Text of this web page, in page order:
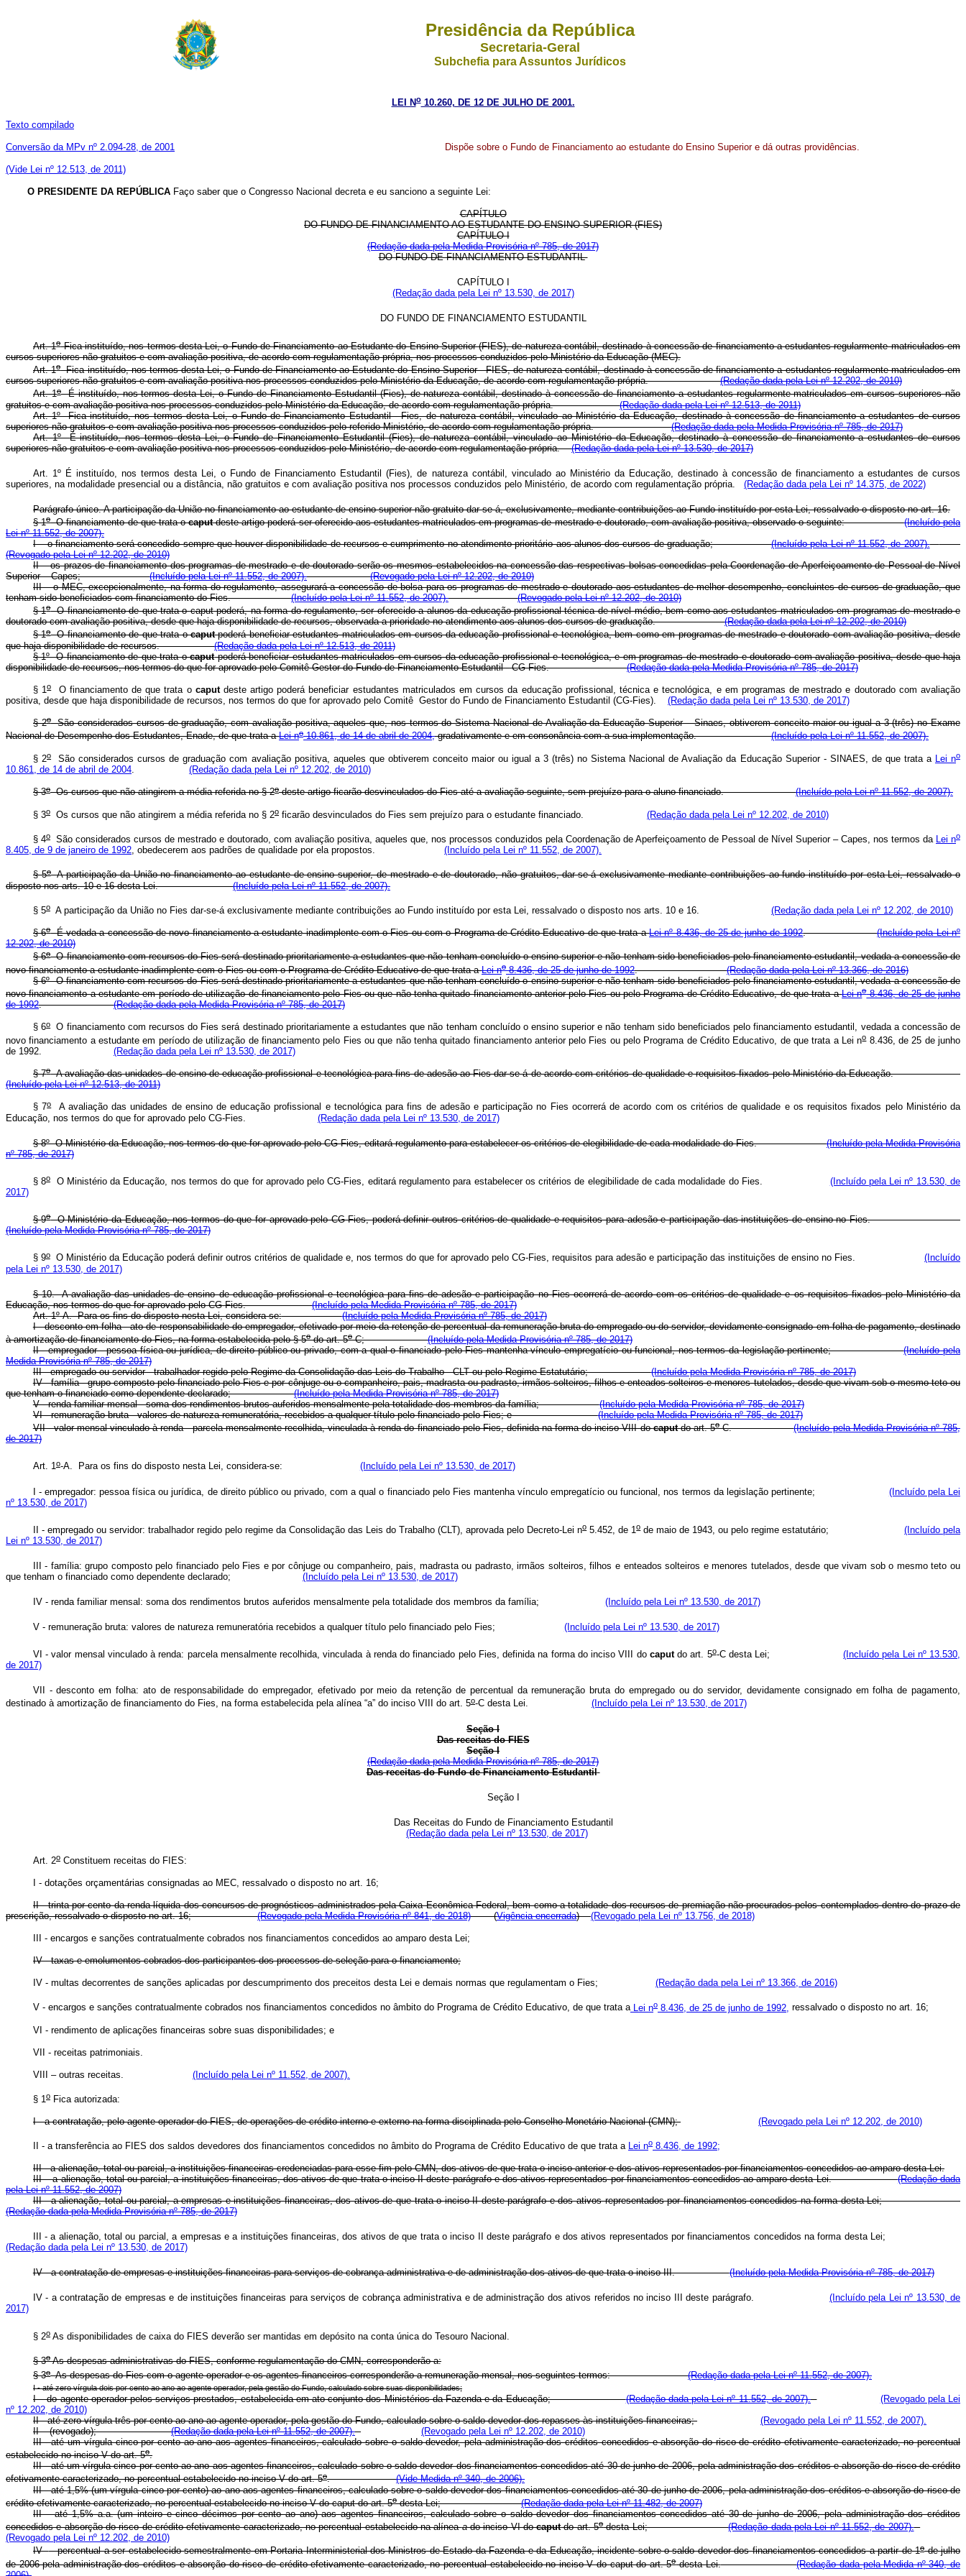
Presidência da República
Secretaria-Geral
Subchefia para Assuntos Jurídicos
LEI No10.260, DE 12 DE JULHO DE 2001.
Texto compilado
Conversão da MPv nº 2.094-28, de 2001
(Vide Lei nº 12.513, de 2011)
Dispõe sobre o Fundo de Financiamento ao estudante do Ensino Superior e dá outras providências.
O PRESIDENTE DA REPÚBLICA Faço saber que o Congresso Nacional decreta e eu sanciono a seguinte Lei:
CAPÍTULO
DO FUNDO DE FINANCIAMENTO AO ESTUDANTE DO ENSINO SUPERIOR (FIES)
CAPÍTULO I
(Redação dada pela Medida Provisória nº 785, de 2017)
DO FUNDO DE FINANCIAMENTO ESTUDANTIL
CAPÍTULO I
(Redação dada pela Lei nº 13.530, de 2017)
DO FUNDO DE FINANCIAMENTO ESTUDANTIL
Art. 1oFica instituído, nos termos desta Lei, o Fundo de Financiamento ao Estudante do Ensino Superior (FIES), de natureza contábil, destinado à concessão de financiamento a estudantes regularmente matriculados em
cursos superiores não gratuitos e com avaliação positiva, de acordo com regulamentação própria, nos processos conduzidos pelo Ministério da Educação (MEC).
Art. 1oFica instituído, nos termos desta Lei, o Fundo de Financiamento ao Estudante do Ensino Superior - FIES, de natureza contábil, destinado à concessão de financiamento a estudantes regularmente matriculados em
cursos superiores não gratuitos e com avaliação positiva nos processos conduzidos pelo Ministério da Educação, de acordo com regulamentação própria.(Redação dada pela Lei nº 12.202, de 2010)
Art. 1oÉ instituído, nos termos desta Lei, o Fundo de Financiamento Estudantil (Fies), de natureza contábil, destinado à concessão de financiamento a estudantes regularmente matriculados em cursos superiores não
gratuitos e com avaliação positiva nos processos conduzidos pelo Ministério da Educação, de acordo com regulamentação própria.(Redação dada pela Lei nº 12.513, de 2011)
Art. 1º Fica instituído, nos termos desta Lei, o Fundo de Financiamento Estudantil - Fies, de natureza contábil, vinculado ao Ministério da Educação, destinado à concessão de financiamento a estudantes de cursos
superiores não gratuitos e com avaliação positiva nos processos conduzidos pelo referido Ministério, de acordo com regulamentação própria.(Redação dada pela Medida Provisória nº 785, de 2017)
Art. 1º É instituído, nos termos desta Lei, o Fundo de Financiamento Estudantil (Fies), de natureza contábil, vinculado ao Ministério da Educação, destinado à concessão de financiamento a estudantes de cursos
superiores não gratuitos e com avaliação positiva nos processos conduzidos pelo Ministério, de acordo com regulamentação própria.(Redação dada pela Lei nº 13.530, de 2017)
Art. 1º É instituído, nos termos desta Lei, o Fundo de Financiamento Estudantil (Fies), de natureza contábil, vinculado ao Ministério da Educação, destinado à concessão de financiamento a estudantes de cursos
superiores, na modalidade presencial ou a distância, não gratuitos e com avaliação positiva nos processos conduzidos pelo Ministério, de acordo com regulamentação própria. (Redação dada pela Lei nº 14.375, de 2022)
Parágrafo único. A participação da União no financiamento ao estudante de ensino superior não gratuito dar-se-á, exclusivamente, mediante contribuições ao Fundo instituído por esta Lei, ressalvado o disposto no art. 16.
§ 1oO financiamento de que trata ocaputdeste artigo poderá ser oferecido aos estudantes matriculados em programas de mestrado e doutorado, com avaliação positiva, observado o seguinte:(Incluído pela
Lei nº 11.552, de 2007).
I – o financiamento será concedido sempre que houver disponibilidade de recursos e cumprimento no atendimento prioritário aos alunos dos cursos de graduação;(Incluído pela Lei nº 11.552, de 2007).
(Revogado pela Lei nº 12.202, de 2010)
II – os prazos de financiamento dos programas de mestrado e de doutorado serão os mesmos estabelecidos na concessão das respectivas bolsas concedidas pela Coordenação de Aperfeiçoamento de Pessoal de Nível
Superior – Capes;(Incluído pela Lei nº 11.552, de 2007).
(Revogado pela Lei nº 12.202, de 2010)
III – o MEC, excepcionalmente, na forma do regulamento, assegurará a concessão de bolsa para os programas de mestrado e doutorado aos estudantes de melhor desempenho, concluintes de cursos de graduação, que
tenham sido beneficiados com financiamento do Fies.(Incluído pela Lei nº 11.552, de 2007).
(Revogado pela Lei nº 12.202, de 2010)
§ 1oO financiamento de que trata ocaputpoderá, na forma do regulamento, ser oferecido a alunos da educação profissional técnica de nível médio, bem como aos estudantes matriculados em programas de mestrado e
doutorado com avaliação positiva, desde que haja disponibilidade de recursos, observada a prioridade no atendimento aos alunos dos cursos de graduação.(Redação dada pela Lei nº 12.202, de 2010)
§ 1oO financiamento de que trata ocaput poderá beneficiar estudantes matriculados em cursos da educação profissional e tecnológica, bem como em programas de mestrado e doutorado com avaliação positiva, desde
que haja disponibilidade de recursos.(Redação dada pela Lei nº 12.513, de 2011)
§ 1º O financiamento de que trata ocaputpoderá beneficiar estudantes matriculados em cursos da educação profissional e tecnológica, e em programas de mestrado e doutorado com avaliação positiva, desde que haja
disponibilidade de recursos, nos termos do que for aprovado pelo Comitê Gestor do Fundo de Financiamento Estudantil - CG-Fies.(Redação dada pela Medida Provisória nº 785, de 2017)
§ 1oO financiamento de que trata ocaputdeste artigo poderá beneficiar estudantes matriculados em cursos da educação profissional, técnica e tecnológica, e em programas de mestrado e doutorado com avaliação
positiva, desde que haja disponibilidade de recursos, nos termos do que for aprovado pelo Comitê Gestor do Fundo de Financiamento Estudantil (CG-Fies). (Redação dada pela Lei nº 13.530, de 2017)
§ 2oSão considerados cursos de graduação, com avaliação positiva, aqueles que, nos termos do Sistema Nacional de Avaliação da Educação Superior – Sinaes, obtiverem conceito maior ou igual a 3 (três) no Exame
Nacional de Desempenho dos Estudantes, Enade, de que trata aLei no10.861, de 14 de abril de 2004,gradativamente e em consonância com a sua implementação.(Incluído pela Lei nº 11.552, de 2007).
§ 2o São considerados cursos de graduação com avaliação positiva, aqueles que obtiverem conceito maior ou igual a 3 (três) no Sistema Nacional de Avaliação da Educação Superior - SINAES, de que trata a Lei no
10.861, de 14 de abril de 2004. (Redação dada pela Lei nº 12.202, de 2010)
§ 3oOs cursos que não atingirem a média referida no § 2odeste artigo ficarão desvinculados do Fies até a avaliação seguinte, sem prejuízo para o aluno financiado.(Incluído pela Lei nº 11.552, de 2007).
§ 3o Os cursos que não atingirem a média referida no § 2o ficarão desvinculados do Fies sem prejuízo para o estudante financiado. (Redação dada pela Lei nº 12.202, de 2010)
§ 4o São considerados cursos de mestrado e doutorado, com avaliação positiva, aqueles que, nos processos conduzidos pela Coordenação de Aperfeiçoamento de Pessoal de Nível Superior – Capes, nos termos da Lei no
8.405, de 9 de janeiro de 1992, obedecerem aos padrões de qualidade por ela propostos. (Incluído pela Lei nº 11.552, de 2007).
§ 5oA participação da União no financiamento ao estudante de ensino superior, de mestrado e de doutorado, não gratuitos, dar-se-á exclusivamente mediante contribuições ao fundo instituído por esta Lei, ressalvado o
disposto nos arts. 10 e 16 desta Lei.(Incluído pela Lei nº 11.552, de 2007).
§ 5o A participação da União no Fies dar-se-á exclusivamente mediante contribuições ao Fundo instituído por esta Lei, ressalvado o disposto nos arts. 10 e 16. (Redação dada pela Lei nº 12.202, de 2010)
§ 6oÉ vedada a concessão de novo financiamento a estudante inadimplente com o Fies ou com o Programa de Crédito Educativo de que trata aLei nº 8.436, de 25 de junho de 1992.(Incluído pela Lei nº
12.202, de 2010)
§ 6oO financiamento com recursos do Fies será destinado prioritariamente a estudantes que não tenham concluído o ensino superior e não tenham sido beneficiados pelo financiamento estudantil, vedada a concessão de
novo financiamento a estudante inadimplente com o Fies ou com o Programa de Crédito Educativo de que trata aLei no8.436, de 25 de junho de 1992.(Redação dada pela Lei nº 13.366, de 2016)
§ 6º O financiamento com recursos do Fies será destinado prioritariamente a estudantes que não tenham concluído o ensino superior e não tenham sido beneficiados pelo financiamento estudantil, vedada a concessão de
novo financiamento a estudante em período de utilização de financiamento pelo Fies ou que não tenha quitado financiamento anterior pelo Fies ou pelo Programa de Crédito Educativo, de que trata aLei no8.436, de 25 de junho
de 1992.(Redação dada pela Medida Provisória nº 785, de 2017)
§ 6oO financiamento com recursos do Fies será destinado prioritariamente a estudantes que não tenham concluído o ensino superior e não tenham sido beneficiados pelo financiamento estudantil, vedada a concessão de
novo financiamento a estudante em período de utilização de financiamento pelo Fies ou que não tenha quitado financiamento anterior pelo Fies ou pelo Programa de Crédito Educativo, de que trata a Lei no8.436, de 25 de junho
de 1992. (Redação dada pela Lei nº 13.530, de 2017)
§ 7oA avaliação das unidades de ensino de educação profissional e tecnológica para fins de adesão ao Fies dar-se-á de acordo com critérios de qualidade e requisitos fixados pelo Ministério da Educação.
(Incluído pela Lei nº 12.513, de 2011)
§ 7oA avaliação das unidades de ensino de educação profissional e tecnológica para fins de adesão e participação no Fies ocorrerá de acordo com os critérios de qualidade e os requisitos fixados pelo Ministério da
Educação, nos termos do que for aprovado pelo CG-Fies. (Redação dada pela Lei nº 13.530, de 2017)
§ 8º O Ministério da Educação, nos termos do que for aprovado pelo CG-Fies, editará regulamento para estabelecer os critérios de elegibilidade de cada modalidade do Fies.(Incluído pela Medida Provisória
nº 785, de 2017)
§ 8o O Ministério da Educação, nos termos do que for aprovado pelo CG-Fies, editará regulamento para estabelecer os critérios de elegibilidade de cada modalidade do Fies. (Incluído pela Lei nº 13.530, de
2017)
§ 9oO Ministério da Educação, nos termos do que for aprovado pelo CG-Fies, poderá definir outros critérios de qualidade e requisitos para adesão e participação das instituições de ensino no Fies.
(Incluído pela Medida Provisória nº 785, de 2017)
§ 9oO Ministério da Educação poderá definir outros critérios de qualidade e, nos termos do que for aprovado pelo CG-Fies, requisitos para adesão e participação das instituições de ensino no Fies.(Incluído
pela Lei nº 13.530, de 2017)
§ 10. A avaliação das unidades de ensino de educação profissional e tecnológica para fins de adesão e participação no Fies ocorrerá de acordo com os critérios de qualidade e os requisitos fixados pelo Ministério da
Educação, nos termos do que for aprovado pelo CG-Fies.(Incluído pela Medida Provisória nº 785, de 2017)
Art. 1º-A. Para os fins do disposto nesta Lei, considera-se:
(Incluído pela Medida Provisória nº 785, de 2017)
I - desconto em folha - ato de responsabilidade do empregador, efetivado por meio da retenção de percentual da remuneração bruta do empregado ou do servidor, devidamente consignado em folha de pagamento, destinado
à amortização de financiamento do Fies, na forma estabelecida pelo § 5odo art. 5o-C;(Incluído pela Medida Provisória nº 785, de 2017)
II - empregador - pessoa física ou jurídica, de direito público ou privado, com a qual o financiado pelo Fies mantenha vínculo empregatício ou funcional, nos termos da legislação pertinente;(Incluído pela
Medida Provisória nº 785, de 2017)
III - empregado ou servidor - trabalhador regido pelo Regime da Consolidação das Leis do Trabalho - CLT ou pelo Regime Estatutário;(Incluído pela Medida Provisória nº 785, de 2017)
IV - família - grupo composto pelo financiado pelo Fies e por cônjuge ou o companheiro, pais, madrasta ou padrasto, irmãos solteiros, filhos e enteados solteiros e menores tutelados, desde que vivam sob o mesmo teto ou
que tenham o financiado como dependente declarado;(Incluído pela Medida Provisória nº 785, de 2017)
V - renda familiar mensal - soma dos rendimentos brutos auferidos mensalmente pela totalidade dos membros da família;(Incluído pela Medida Provisória nº 785, de 2017)
VI - remuneração bruta - valores de natureza remuneratória, recebidos a qualquer título pelo financiado pelo Fies; e(Incluído pela Medida Provisória nº 785, de 2017)
VII - valor mensal vinculado à renda - parcela mensalmente recolhida, vinculada à renda do financiado pelo Fies, definida na forma do inciso VIII docaputdo art. 5o-C.(Incluído pela Medida Provisória nº 785,
de 2017)
Art. 1o-A. Para os fins do disposto nesta Lei, considera-se: (Incluído pela Lei nº 13.530, de 2017)
I - empregador: pessoa física ou jurídica, de direito público ou privado, com a qual o financiado pelo Fies mantenha vínculo empregatício ou funcional, nos termos da legislação pertinente; (Incluído pela Lei
nº 13.530, de 2017)
II - empregado ou servidor: trabalhador regido pelo regime da Consolidação das Leis do Trabalho (CLT), aprovada pelo Decreto-Lei no5.452, de 1ode maio de 1943, ou pelo regime estatutário; (Incluído pela
Lei nº 13.530, de 2017)
III - família: grupo composto pelo financiado pelo Fies e por cônjuge ou companheiro, pais, madrasta ou padrasto, irmãos solteiros, filhos e enteados solteiros e menores tutelados, desde que vivam sob o mesmo teto ou
que tenham o financiado como dependente declarado; (Incluído pela Lei nº 13.530, de 2017)
IV - renda familiar mensal: soma dos rendimentos brutos auferidos mensalmente pela totalidade dos membros da família; (Incluído pela Lei nº 13.530, de 2017)
V - remuneração bruta: valores de natureza remuneratória recebidos a qualquer título pelo financiado pelo Fies; (Incluído pela Lei nº 13.530, de 2017)
VI - valor mensal vinculado à renda: parcela mensalmente recolhida, vinculada à renda do financiado pelo Fies, definida na forma do inciso VIII do caputdo art. 5o-C desta Lei;(Incluído pela Lei nº 13.530,
de 2017)
VII - desconto em folha: ato de responsabilidade do empregador, efetivado por meio da retenção de percentual da remuneração bruta do empregado ou do servidor, devidamente consignado em folha de pagamento,
destinado à amortização de financiamento do Fies, na forma estabelecida pela alínea “a” do inciso VIII do art. 5o-C desta Lei. (Incluído pela Lei nº 13.530, de 2017)
Seção I
Das receitas do FIES
Seção I
(Redação dada pela Medida Provisória nº 785, de 2017)
Das receitas do Fundo de Financiamento Estudantil
Seção I
Das Receitas do Fundo de Financiamento Estudantil
(Redação dada pela Lei nº 13.530, de 2017)
Art. 2o Constituem receitas do FIES:
I - dotações orçamentárias consignadas ao MEC, ressalvado o disposto no art. 16;
II - trinta por cento da renda líquida dos concursos de prognósticos administrados pela Caixa Econômica Federal, bem como a totalidade dos recursos de premiação não procurados pelos contemplados dentro do prazo de
prescrição, ressalvado o disposto no art. 16;(Revogado pela Medida Provisória nº 841, de 2018)(Vigência encerrada)(Revogado pela Lei nº 13.756, de 2018)
III - encargos e sanções contratualmente cobrados nos financiamentos concedidos ao amparo desta Lei;
IV - taxas e emolumentos cobrados dos participantes dos processos de seleção para o financiamento;
IV - multas decorrentes de sanções aplicadas por descumprimento dos preceitos desta Lei e demais normas que regulamentam o Fies; (Redação dada pela Lei nº 13.366, de 2016)
V - encargos e sanções contratualmente cobrados nos financiamentos concedidos no âmbito do Programa de Crédito Educativo, de que trata aLei no 8.436, de 25 de junho de 1992, ressalvado o disposto no art. 16;
VI - rendimento de aplicações financeiras sobre suas disponibilidades; e
VII - receitas patrimoniais.
VIII – outras receitas. (Incluído pela Lei nº 11.552, de 2007).
§ 1o Fica autorizada:
I - a contratação, pelo agente operador do FIES, de operações de crédito interno e externo na forma disciplinada pelo Conselho Monetário Nacional (CMN); (Revogado pela Lei nº 12.202, de 2010)
II - a transferência ao FIES dos saldos devedores dos financiamentos concedidos no âmbito do Programa de Crédito Educativo de que trata a Lei no 8.436, de 1992;
III - a alienação, total ou parcial, a instituições financeiras credenciadas para esse fim pelo CMN, dos ativos de que trata o inciso anterior e dos ativos representados por financiamentos concedidos ao amparo desta Lei.
III – a alienação, total ou parcial, a instituições financeiras, dos ativos de que trata o inciso II deste parágrafo e dos ativos representados por financiamentos concedidos ao amparo desta Lei.(Redação dada
pela Lei nº 11.552, de 2007)
III - a alienação, total ou parcial, a empresas e instituições financeiras, dos ativos de que trata o inciso II deste parágrafo e dos ativos representados por financiamentos concedidos na forma desta Lei;
(Redação dada pela Medida Provisória nº 785, de 2017)
III - a alienação, total ou parcial, a empresas e a instituições financeiras, dos ativos de que trata o inciso II deste parágrafo e dos ativos representados por financiamentos concedidos na forma desta Lei;
(Redação dada pela Lei nº 13.530, de 2017)
IV - a contratação de empresas e instituições financeiras para serviços de cobrança administrativa e de administração dos ativos de que trata o inciso III.(Incluído pela Medida Provisória nº 785, de 2017)
IV - a contratação de empresas e de instituições financeiras para serviços de cobrança administrativa e de administração dos ativos referidos no inciso III deste parágrafo.(Incluído pela Lei nº 13.530, de
2017)
§ 2o As disponibilidades de caixa do FIES deverão ser mantidas em depósito na conta única do Tesouro Nacional.
§ 3oAs despesas administrativas do FIES, conforme regulamentação do CMN, corresponderão a:
§ 3oAs despesas do Fies com o agente operador e os agentes financeiros corresponderão a remuneração mensal, nos seguintes termos:(Redação dada pela Lei nº 11.552, de 2007).
I - até zero vírgula dois por cento ao ano ao agente operador, pela gestão do Fundo, calculado sobre suas disponibilidades;
I – do agente operador pelos serviços prestados, estabelecida em ato conjunto dos Ministérios da Fazenda e da Educação;(Redação dada pela Lei nº 11.552, de 2007).
(Revogado pela Lei
nº 12.202, de 2010)
II - até zero vírgula três por cento ao ano ao agente operador, pela gestão do Fundo, calculado sobre o saldo devedor dos repasses às instituições financeiras;
(Revogado pela Lei nº 11.552, de 2007).
II – (revogado);(Redação dada pela Lei nº 11.552, de 2007).
(Revogado pela Lei nº 12.202, de 2010)
III - até um vírgula cinco por cento ao ano aos agentes financeiros, calculado sobre o saldo devedor, pela administração dos créditos concedidos e absorção do risco de crédito efetivamente caracterizado, no percentual
estabelecido no inciso V do art. 5o.
III - até um vírgula cinco por cento ao ano aos agentes financeiros, calculado sobre o saldo devedor dos financiamentos concedidos até 30 de junho de 2006, pela administração dos créditos e absorção do risco de crédito
efetivamente caracterizado, no percentual estabelecido no inciso V do art. 5o.
(Vide Medida nº 340, de 2006).
III - até 1,5% (um vírgula cinco por cento) ao ano aos agentes financeiros, calculado sobre o saldo devedor dos financiamentos concedidos até 30 de junho de 2006, pela administração dos créditos e absorção do risco de
crédito efetivamente caracterizado, no percentual estabelecido no inciso V do caput do art. 5odesta Lei;(Redação dada pela Lei nº 11.482, de 2007)
III – até 1,5% a.a. (um inteiro e cinco décimos por cento ao ano) aos agentes financeiros, calculado sobre o saldo devedor dos financiamentos concedidos até 30 de junho de 2006, pela administração dos créditos
concedidos e absorção do risco de crédito efetivamente caracterizado, no percentual estabelecido na alíneaado inciso VI docaputdo art. 5odesta Lei;(Redação dada pela Lei nº 11.552, de 2007).
(Revogado pela Lei nº 12.202, de 2010)
IV -- percentual a ser estabelecido semestralmente em Portaria Interministerial dos Ministros de Estado da Fazenda e da Educação, incidente sobre o saldo devedor dos financiamentos concedidos a partir de 1ode julho
de 2006 pela administração dos créditos e absorção do risco de crédito efetivamente caracterizado, no percentual estabelecido no inciso V do caput do art. 5odesta Lei.
(Redação dada pela Medida nº 340, de